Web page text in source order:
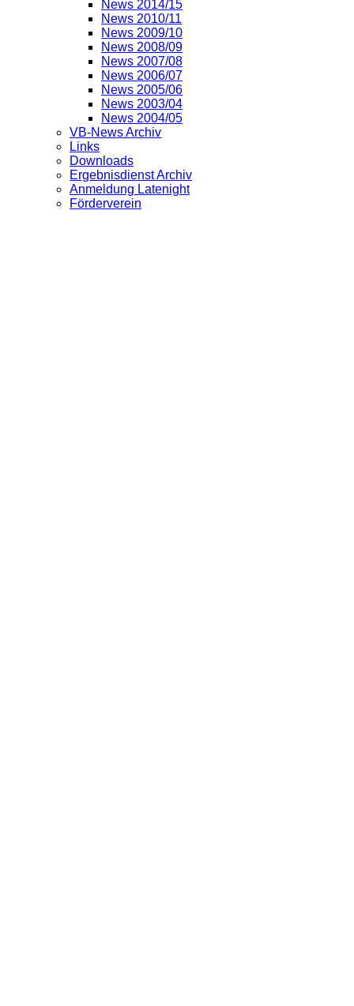
News 2014/15
News 2010/11
News 2009/10
News 2008/09
News 2007/08
News 2006/07
News 2005/06
News 2003/04
News 2004/05
VB-News Archiv
Links
Downloads
Ergebnisdienst Archiv
Anmeldung Latenight
Förderverein